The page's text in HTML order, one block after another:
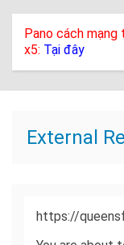
Pano cách mạng
x5: Tại đây
External
https://